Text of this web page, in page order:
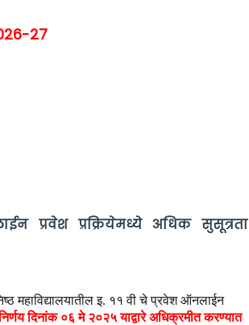
27
प्रवेश प्रक्रियेमध्ये अधिक सुसूत्रता
महाविद्यालयातील इ. ११ वी चे प्रवेश ऑनलाईन
दिनांक ०६ मे २०२५ याद्वारे अधिक्रमीत करण्यात